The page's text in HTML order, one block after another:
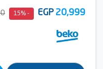
20,999
EGP
- 15%